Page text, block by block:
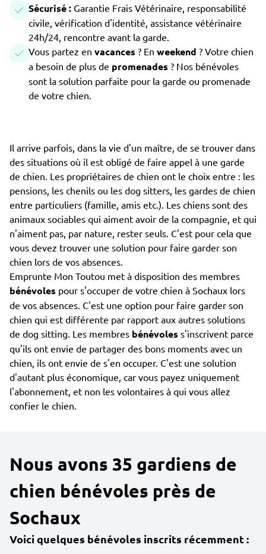
Sécurisé : Garantie Frais Vétérinaire, responsabilité
civile, vérification d'identité, assistance vétérinaire
24h/24, rencontre avant la garde.
Vous partez en vacances ? En weekend ? Votre chien
a besoin de plus de promenades ? Nos bénévoles
sont la solution parfaite pour la garde ou promenade
de votre chien.
Il arrive parfois, dans la vie d'un maître, de se trouver dans
des situations où il est obligé de faire appel à une garde
de chien. Les propriétaires de chien ont le choix entre : les
pensions, les chenils ou les dog sitters, les gardes de chien
entre particuliers (famille, amis etc.). Les chiens sont des
animaux sociables qui aiment avoir de la compagnie, et qui
n'aiment pas, par nature, rester seuls. C'est pour cela que
vous devez trouver une solution pour faire garder son
chien lors de vos absences.
Emprunte Mon Toutou met à disposition des membres
bénévoles pour s'occuper de votre chien à Sochaux lors
de vos absences. C'est une option pour faire garder son
chien qui est différente par rapport aux autres solutions
de dog sitting. Les membres bénévoles s'inscrivent parce
qu'ils ont envie de partager des bons moments avec un
chien, ils ont envie de s'en occuper. C'est une solution
d'autant plus économique, car vous payez uniquement
l'abonnement, et non les volontaires à qui vous allez
confier le chien.
Nous avons 35 gardiens de
chien bénévoles près de
Sochaux
Voici quelques bénévoles inscrits récemment :